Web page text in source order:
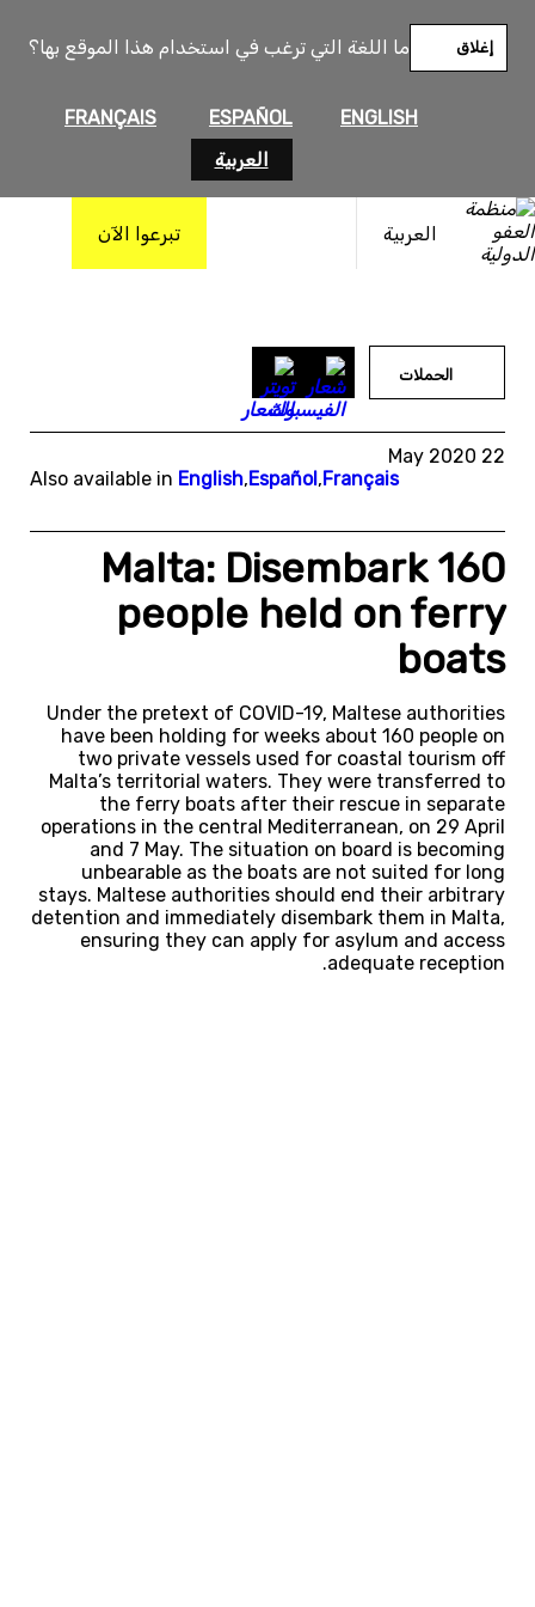
ما اللغة التي ترغب في استخدام هذا الموقع بها؟
ENGLISH
ESPAÑOL
FRANÇAIS
العربية
إغلاق
العربية تبرعوا الآن
المحتوى
الحملات
22 May 2020
Also available in English,Español,Français
Malta: Disembark 160
people held on ferry
boats
Under the pretext of COVID-19, Maltese authorities
have been holding for weeks about 160 people on
two private vessels used for coastal tourism off
Malta’s territorial waters. They were transferred to
the ferry boats after their rescue in separate
operations in the central Mediterranean, on 29 April
and 7 May. The situation on board is becoming
unbearable as the boats are not suited for long
stays. Maltese authorities should end their arbitrary
detention and immediately disembark them in Malta,
ensuring they can apply for asylum and access
adequate reception.